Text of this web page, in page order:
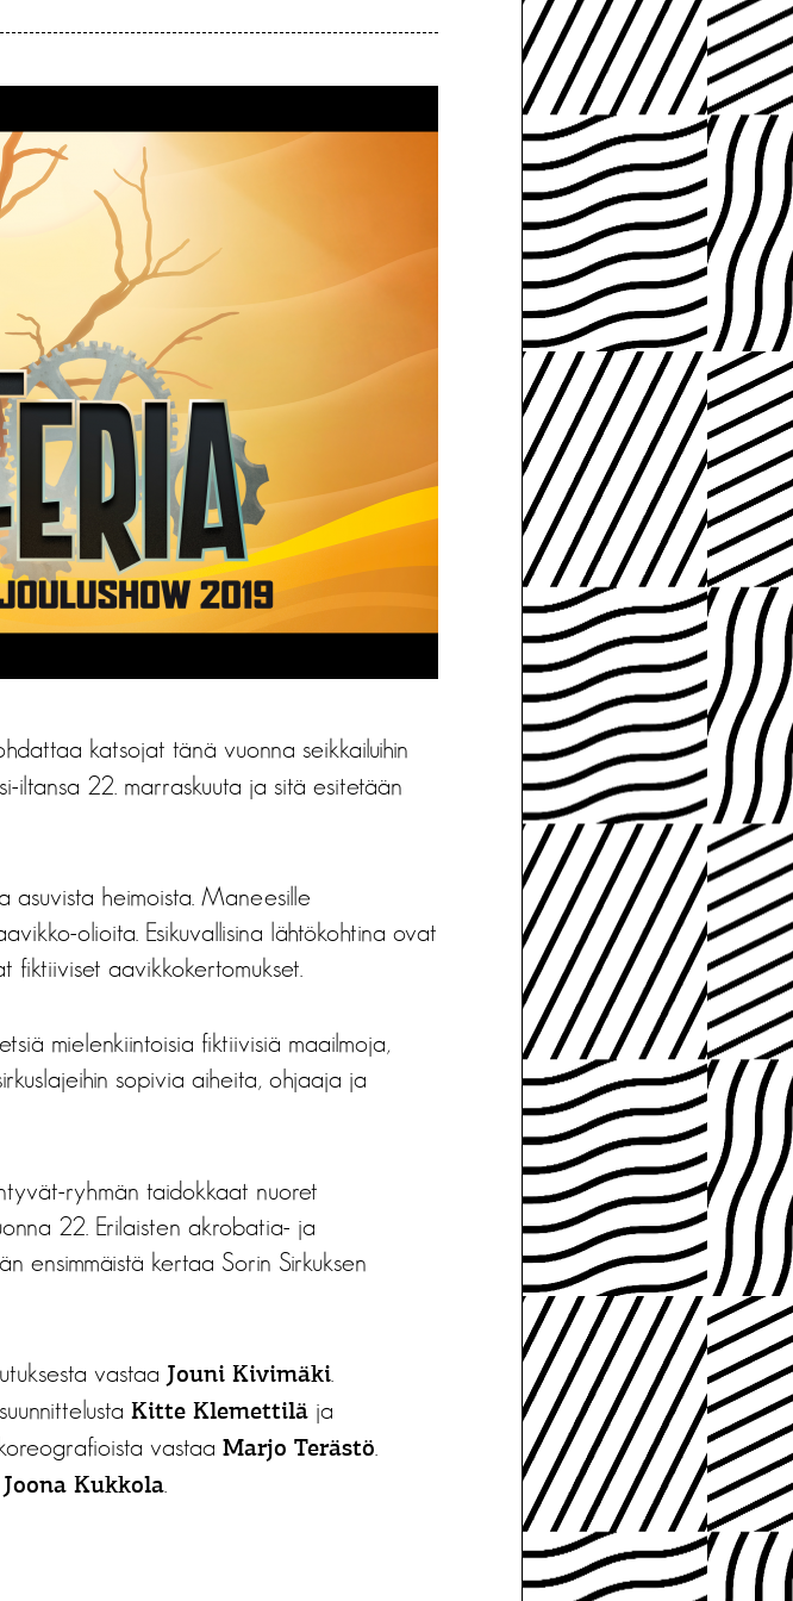
katsojat tänä vuonna seikkailuihin
iltansa 22. marraskuuta ja sitä esitetään
asuvista heimoista. Maneesille
olioita. Esikuvallisina lähtökohtina ovat
fiktiiviset aavikkokertomukset.
mielenkiintoisia fiktiivisiä maailmoja,
sopivia aiheita, ohjaaja ja
ryhmän taidokkaat nuoret
22. Erilaisten akrobatia- ja
ensimmäistä kertaa Sorin Sirkuksen
vastaa Jouni Kivimäki
Kitte Klemettilä ja
vastaa Marjo Terästö
Joona Kukkola